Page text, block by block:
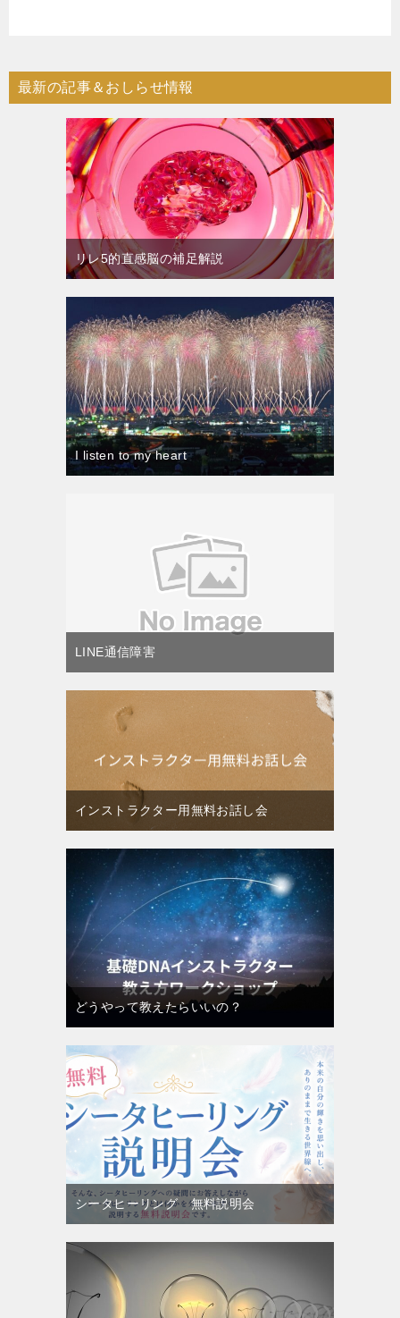
最新の記事＆おしらせ情報
リレ5的直感脳の補足解説
I listen to my heart
LINE通信障害
インストラクター用無料お話し会
どうやって教えたらいいの？
シータヒーリング 無料説明会